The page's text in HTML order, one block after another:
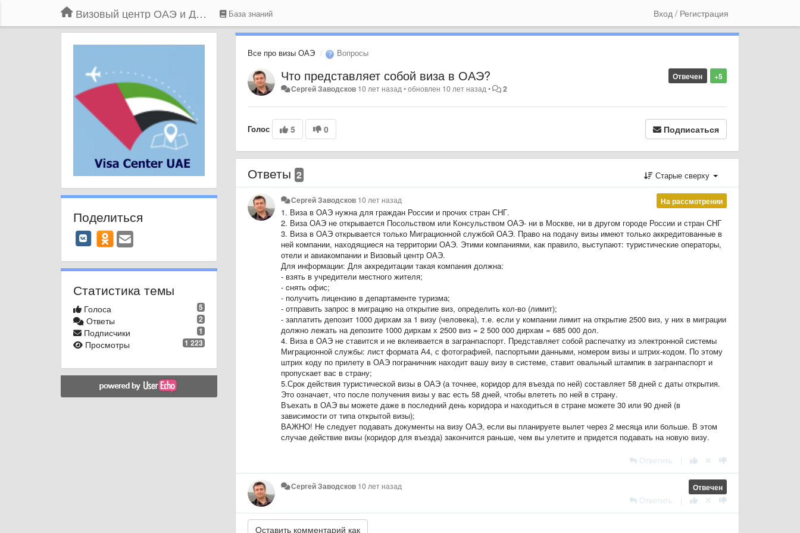
Визовый центр ОАЭ и Дубая База знаний Вход / Регистрация
Поделиться
Статистика темы
5
Голоса
2
Ответы
1
Подписчики
1 223
Просмотры
Все про визы ОАЭ Вопросы
+5
Отвечен
Что представляет собой виза в ОАЭ?
Сергей Заводсков 10 лет назад •обновлен 10 лет назад • 2
Голос 5 0 Подписаться
Ответы 2 Старые сверху
На рассмотрении
Сергей Заводсков 10 лет назад
1. Виза в ОАЭ нужна для граждан России и прочих стран СНГ.
2. Виза ОАЭ не открывается Посольством или Консульством ОАЭ- ни в Москве, ни в другом городе России и стран СНГ
3. Виза в ОАЭ открывается только Миграционной службой ОАЭ. Право на подачу визы имеют только аккредитованные в
ней компании, находящиеся на территории ОАЭ. Этими компаниями, как правило, выступают: туристические операторы,
отели и авиакомпании и Визовый центр ОАЭ.
Для информации: Для аккредитации такая компания должна:
- взять в учредители местного жителя;
- cнять офис;
- получить лицензию в департаменте туризма;
- отправить запрос в миграцию на открытие виз, определить кол-во (лимит);
- заплатить депозит 1000 дирхам за 1 визу (человека), т.е. если у компании лимит на открытие 2500 виз, у них в миграции
должно лежать на депозите 1000 дирхам х 2500 виз = 2 500 000 дирхам = 685 000 дол.
4. Виза в ОАЭ не ставится и не вклеивается в загранпаспорт. Представляет собой распечатку из электронной системы
Миграционной службы: лист формата А4, с фотографией, паспортыми данными, номером визы и штрих-кодом. По этому
штрих коду по прилету в ОАЭ пограничник находит вашу визу в системе, ставит овальный штампик в загранпаспорт и
пропускает вас в страну;
5.Срок действия туристической визы в ОАЭ (а точнее, коридор для въезда по ней) составляет 58 дней с даты открытия.
Это означает, что после получения визы у вас есть 58 дней, чтобы влететь по ней в страну.
Въехать в ОАЭ вы можете даже в последний день коридора и находиться в стране можете 30 или 90 дней (в
зависимости от типа открытой визы);
ВАЖНО! Не следует подавать документы на визу ОАЭ, если вы планируете вылет через 2 месяца или больше. В этом
случае действие визы (коридор для въезда) закончится раньше, чем вы улетите и придется подавать на новую визу.
Ответить
Отвечен
Сергей Заводсков 10 лет назад
Ответить